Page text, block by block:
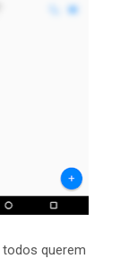
querem